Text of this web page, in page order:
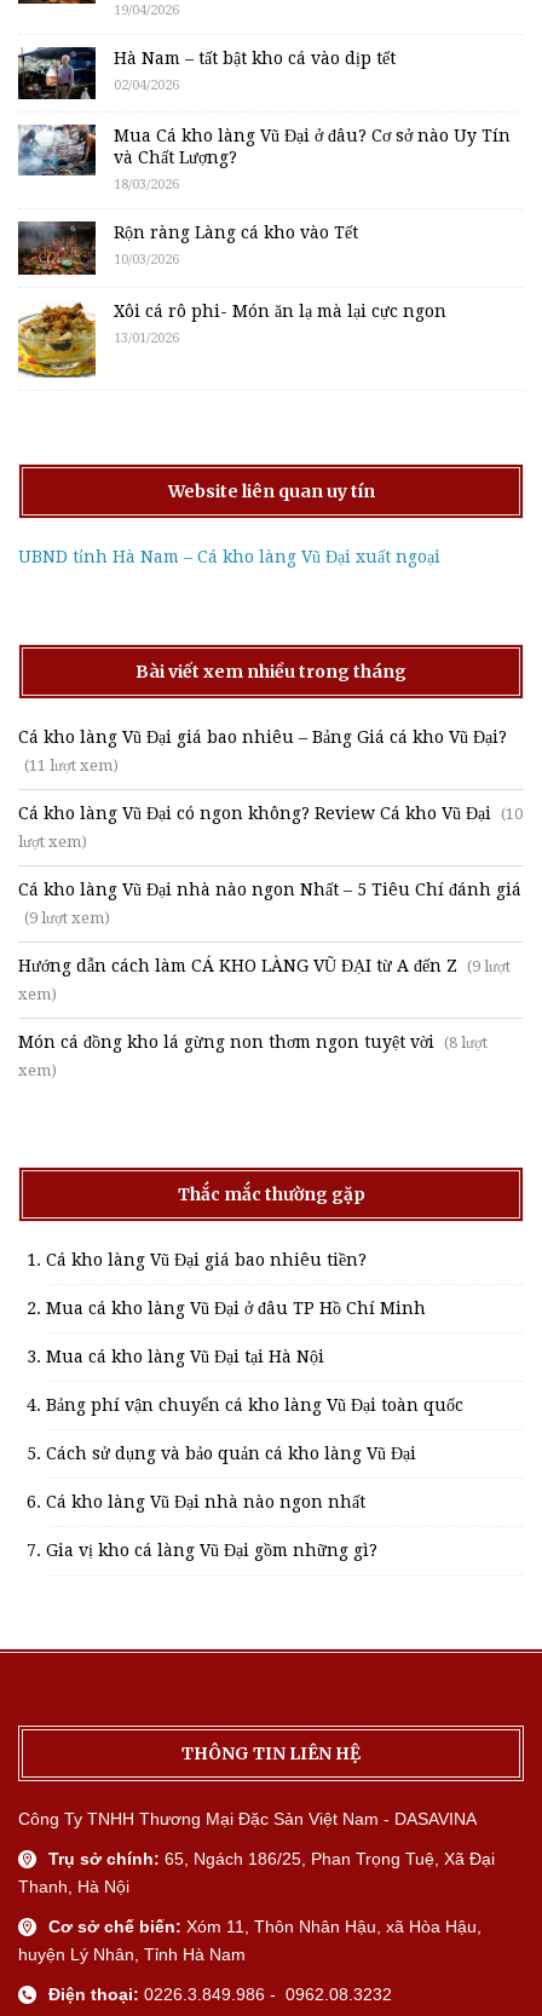
19/04/2026
Hà Nam – tất bật kho cá vào dịp tết
02/04/2026
Mua Cá kho làng Vũ Đại ở đâu? Cơ sở nào Uy Tín
và Chất Lượng?
18/03/2026
Rộn ràng Làng cá kho vào Tết
10/03/2026
Xôi cá rô phi- Món ăn lạ mà lại cực ngon
13/01/2026
Website liên quan uy tín
UBND tỉnh Hà Nam – Cá kho làng Vũ Đại xuất ngoại
Bài viết xem nhiều trong tháng
Cá kho làng Vũ Đại giá bao nhiêu – Bảng Giá cá kho Vũ Đại?
(11 lượt xem)
Cá kho làng Vũ Đại có ngon không? Review Cá kho Vũ Đại (10
lượt xem)
Cá kho làng Vũ Đại nhà nào ngon Nhất – 5 Tiêu Chí đánh giá
(9 lượt xem)
Hướng dẫn cách làm CÁ KHO LÀNG VŨ ĐẠI từ A đến Z (9 lượt
xem)
Món cá đồng kho lá gừng non thơm ngon tuyệt vời (8 lượt
xem)
Thắc mắc thường gặp
Cá kho làng Vũ Đại giá bao nhiêu tiền?
Mua cá kho làng Vũ Đại ở đâu TP Hồ Chí Minh
Mua cá kho làng Vũ Đại tại Hà Nội
Bảng phí vận chuyển cá kho làng Vũ Đại toàn quốc
Cách sử dụng và bảo quản cá kho làng Vũ Đại
Cá kho làng Vũ Đại nhà nào ngon nhất
Gia vị kho cá làng Vũ Đại gồm những gì?
THÔNG TIN LIÊN HỆ
Công Ty TNHH Thương Mại Đặc Sản Việt Nam - DASAVINA
Trụ sở chính: 65, Ngách 186/25, Phan Trọng Tuệ, Xã Đại
Thanh, Hà Nội
Cơ sở chế biến: Xóm 11, Thôn Nhân Hậu, xã Hòa Hậu,
huyện Lý Nhân, Tỉnh Hà Nam
Điện thoại: 0226.3.849.986 - 0962.08.3232